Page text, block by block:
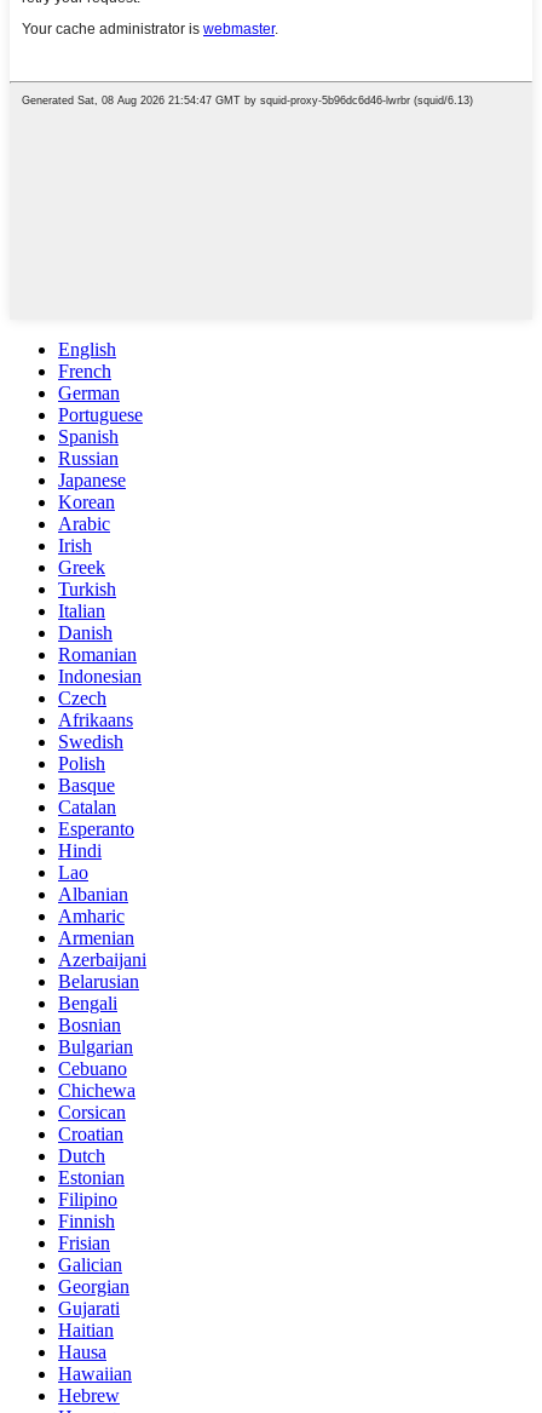
English
French
German
Portuguese
Spanish
Russian
Japanese
Korean
Arabic
Irish
Greek
Turkish
Italian
Danish
Romanian
Indonesian
Czech
Afrikaans
Swedish
Polish
Basque
Catalan
Esperanto
Hindi
Lao
Albanian
Amharic
Armenian
Azerbaijani
Belarusian
Bengali
Bosnian
Bulgarian
Cebuano
Chichewa
Corsican
Croatian
Dutch
Estonian
Filipino
Finnish
Frisian
Galician
Georgian
Gujarati
Haitian
Hausa
Hawaiian
Hebrew